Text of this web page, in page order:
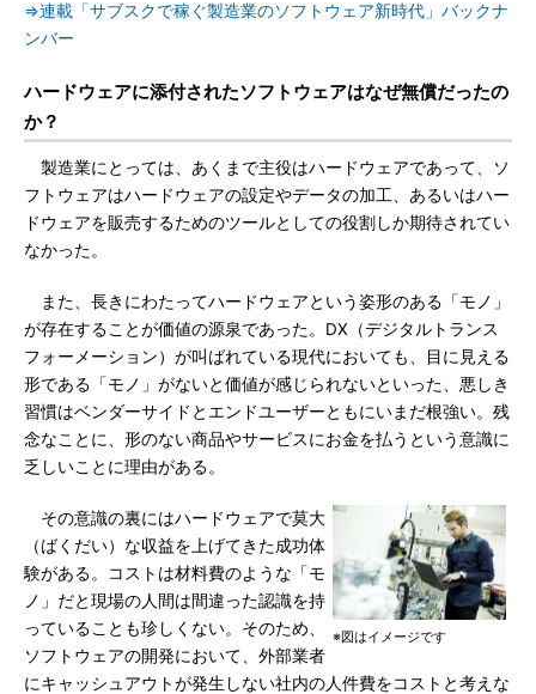
⇒連載「サブスクで稼ぐ製造業のソフトウェア新時代」バックナ
ンバー
ハードウェアに添付されたソフトウェアはなぜ無償だったの
か？
製造業にとっては、あくまで主役はハードウェアであって、ソ
フトウェアはハードウェアの設定やデータの加工、あるいはハー
ドウェアを販売するためのツールとしての役割しか期待されてい
なかった。
また、長きにわたってハードウェアという姿形のある「モノ」
が存在することが価値の源泉であった。DX（デジタルトランス
フォーメーション）が叫ばれている現代においても、目に見える
形である「モノ」がないと価値が感じられないといった、悪しき
習慣はベンダーサイドとエンドユーザーともにいまだ根強い。残
念なことに、形のない商品やサービスにお金を払うという意識に
乏しいことに理由がある。
※図はイメージです
その意識の裏にはハードウェアで莫大
（ばくだい）な収益を上げてきた成功体
験がある。コストは材料費のような「モ
ノ」だと現場の人間は間違った認識を持
っていることも珍しくない。そのため、
ソフトウェアの開発において、外部業者
にキャッシュアウトが発生しない社内の人件費をコストと考えな